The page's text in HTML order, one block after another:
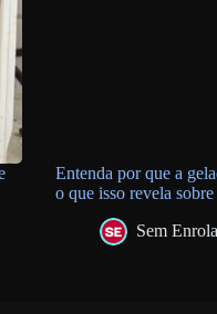
Entenda por que a
o que isso revela
Sem